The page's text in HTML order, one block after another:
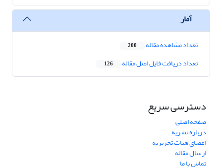
آمار
تعداد مشاهده مقاله 200
تعداد دریافت فایل اصل مقاله 126
دسترسی سریع
صفحه اصلی
درباره نشریه
اعضای هیات تحریریه
ارسال مقاله
تماس با ما